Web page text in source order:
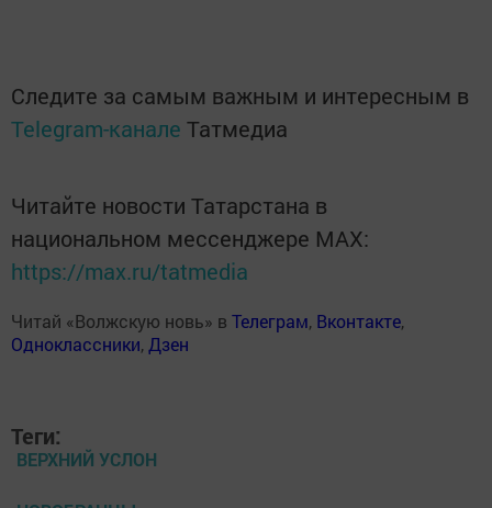
Следите за самым важным и интересным в
Telegram-канале Татмедиа
Читайте новости Татарстана в
национальном мессенджере MАХ:
https://max.ru/tatmedia
Читай «Волжскую новь» в Телеграм, Вконтакте,
Одноклассники, Дзен
Теги:
ВЕРХНИЙ УСЛОН